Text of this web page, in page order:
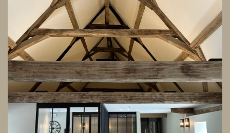
Rénovation et aménagement
intérieur d’une abbaye
ARCHITECTURE DESIGN D'INTÉRIEUR